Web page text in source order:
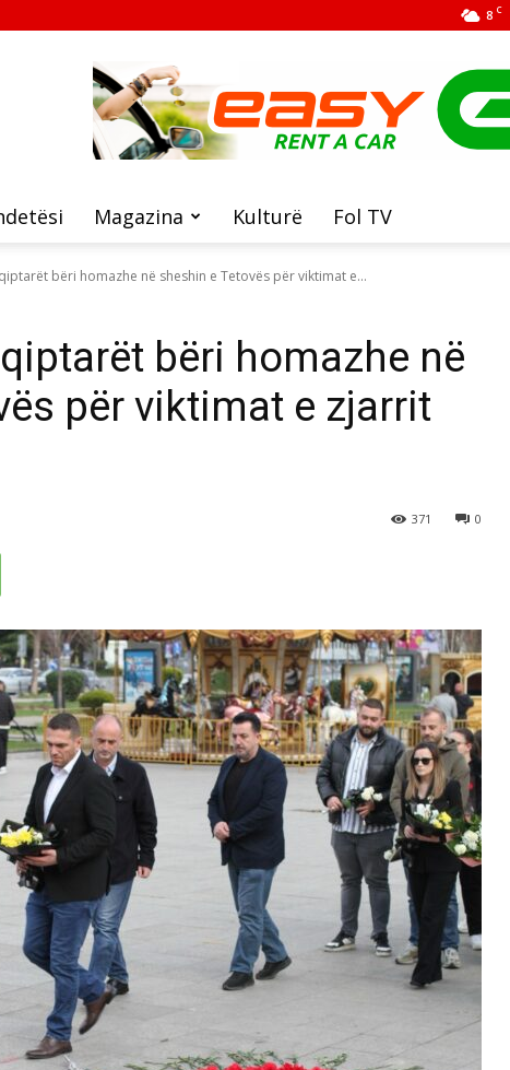
8 C
Magazina Kulturë Fol TV
bëri homazhe në sheshin e Tetovës për viktimat e...
bëri homazhe në
për viktimat e zjarrit
0
371